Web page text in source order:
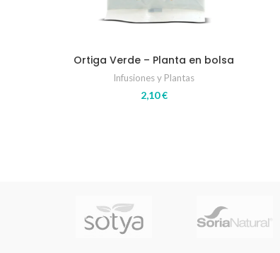
Ortiga Verde – Planta en bolsa
Infusiones y Plantas
2,10€